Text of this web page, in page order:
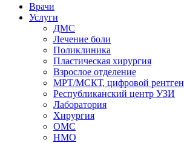
Врачи
Услуги
ДМС
Лечение боли
Поликлиника
Пластическая хирургия
Взрослое отделение
МРТ/МСКТ, цифровой рентген
Республиканский центр УЗИ
Лаборатория
Хирургия
ОМС
НМО